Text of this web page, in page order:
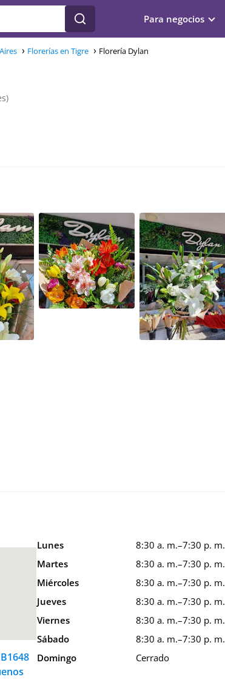
Para negocios
Florerías en Tigre Florería Dylan
Lunes
8:30 a. m.–7:30 p. m.
Martes
8:30 a. m.–7:30 p. m.
Miércoles
8:30 a. m.–7:30 p. m.
Jueves
8:30 a. m.–7:30 p. m.
Viernes
8:30 a. m.–7:30 p. m.
Sábado
8:30 a. m.–7:30 p. m.
Domingo
Cerrado